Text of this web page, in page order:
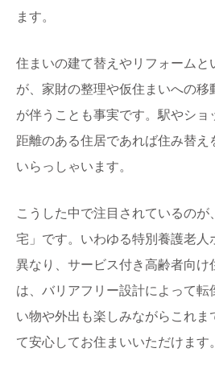
ます。
住まいの建て替えやリフォームと
が、家財の整理や仮住まいへの移
が伴うことも事実です。駅やショ
距離のある住居であれば住み替え
いらっしゃいます。
こうした中で注目されているの
宅」です。いわゆる特別養護老人
異なり、サービス付き高齢者向
は、バリアフリー設計によって
い物や外出も楽しみながらこれま
て安心してお住まいいただけます。